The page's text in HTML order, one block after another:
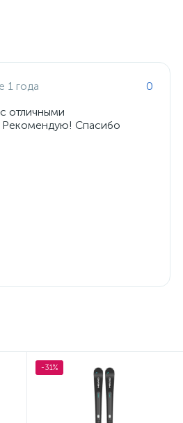
1 года
0
отличными
Рекомендую! Спасибо
-31%